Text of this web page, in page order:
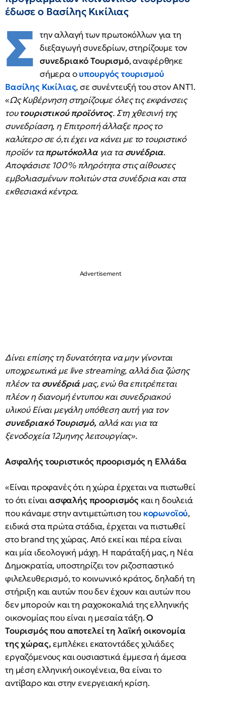
έδωσε ο Βασίλης Κικίλιας
Σ την αλλαγή των πρωτοκόλλων για τη
διεξαγωγή συνεδρίων, στηρίζουμε τον
συνεδριακό Τουρισμό, αναφέρθηκε
σήμερα ουπουργός τουρισμού
Βασίλης Κικίλιας, σε συνέντευξή του στον ΑΝΤ1.
«Ως Κυβέρνηση στηρίζουμε όλες τις εκφάνσεις
τουτουριστικού προϊόντος. Στη χθεσινή της
συνεδρίαση, η Επιτροπή άλλαξε προς το
καλύτερο σε ό,τι έχει να κάνει με το τουριστικό
προϊόν ταπρωτόκολλα για τασυνέδρια.
Αποφάσισε 100% πληρότητα στις αίθουσες
εμβολιασμένων πολιτών στα συνέδρια και στα
εκθεσιακά κέντρα.
Δίνει επίσης τη δυνατότητα να μην γίνονται
υποχρεωτικά με live streaming, αλλά δια ζώσης
πλέον τασυνέδριάμας, ενώ θα επιτρέπεται
πλέον η διανομή έντυπου και συνεδριακού
υλικού Είναι μεγάλη υπόθεση αυτή για τον
συνεδριακό Τουρισμό, αλλά και για τα
ξενοδοχεία 12μηνης λειτουργίας».
Ασφαλής τουριστικός προορισμός η Ελλάδα
«Είναι προφανές ότι η χώρα έρχεται να πιστωθεί
το ότι είναιασφαλής προορισμός και η δουλειά
που κάναμε στην αντιμετώπιση του κορωνοϊού,
ειδικά στα πρώτα στάδια, έρχεται να πιστωθεί
στο brand της χώρας. Από εκεί και πέρα είναι
και μία ιδεολογική μάχη. Η παράταξή μας, η Νέα
Δημοκρατία, υποστηρίζει τον ριζοσπαστικό
φιλελευθερισμό, το κοινωνικό κράτος, δηλαδή τη
στήριξη και αυτών που δεν έχουν και αυτών που
δεν μπορούν και τη ραχοκοκαλιά της ελληνικής
οικονομίας που είναι η μεσαία τάξη.Ο
Τουρισμός που αποτελεί τη λαϊκή οικονομία
της χώρας,εμπλέκει εκατοντάδες χιλιάδες
εργαζόμενους και ουσιαστικά έμμεσα ή άμεσα
τη μέση ελληνική οικογένεια, θα είναι το
αντίβαρο και στην ενεργειακή κρίση.